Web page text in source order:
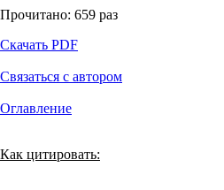
Прочитано: 659 раз
Скачать PDF
Связаться с автором
Оглавление
Как цитировать: